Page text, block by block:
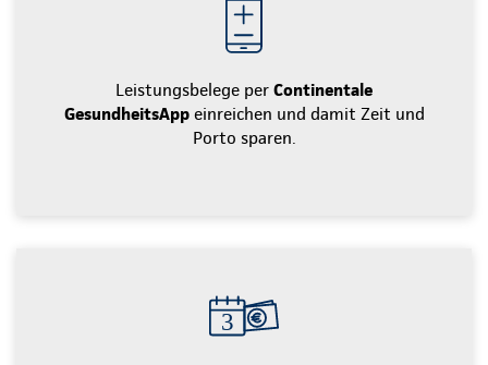
Leistungsbelege per Continentale
GesundheitsAppeinreichen und damit Zeit und
Porto sparen.